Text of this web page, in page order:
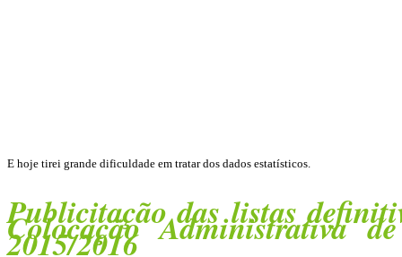
E hoje tirei grande dificuldade em tratar dos dados estatísticos.
Publicitação das listas
Colocação Administrativa
2015/2016